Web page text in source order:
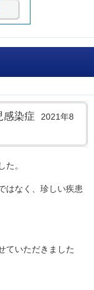
染症
2021年8
。
はなく、珍しい疾患
ていただきました